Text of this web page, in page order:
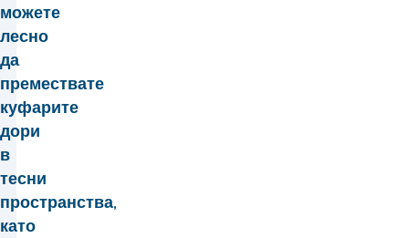
можете
лесно
да
премествате
куфарите
дори
в
тесни
пространства,
като